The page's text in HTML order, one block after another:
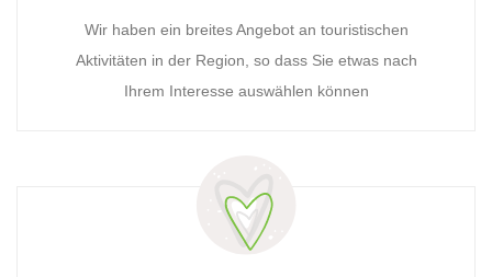
Wir haben ein breites Angebot an touristischen
Aktivitäten in der Region, so dass Sie etwas nach
Ihrem Interesse auswählen können